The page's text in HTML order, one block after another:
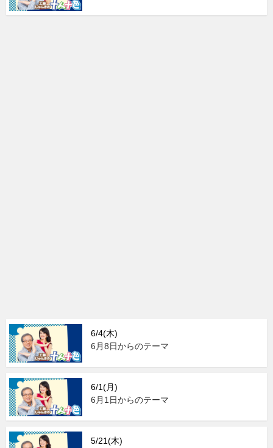
6/4(木)
6月8日からのテーマ
6/1(月)
6月1日からのテーマ
5/21(木)